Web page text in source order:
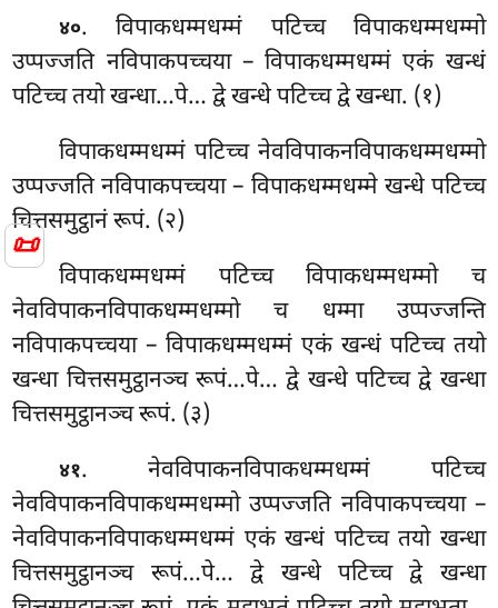
📜
४०. विपाकधम्मधम्मं पटिच्च विपाकधम्मधम्मो
उप्पज्जति नविपाकपच्चया – विपाकधम्मधम्मं एकं खन्धं
पटिच्च तयो खन्धा…पे… द्वे खन्धे पटिच्च द्वे खन्धा. (१)
विपाकधम्मधम्मं पटिच्च नेवविपाकनविपाकधम्मधम्मो
उप्पज्जति नविपाकपच्चया – विपाकधम्मधम्मे खन्धे पटिच्च
चित्तसमुट्ठानं रूपं. (२)
विपाकधम्मधम्मं पटिच्च विपाकधम्मधम्मो च
नेवविपाकनविपाकधम्मधम्मो च धम्मा उप्पज्जन्ति
नविपाकपच्चया – विपाकधम्मधम्मं एकं खन्धं पटिच्च तयो
खन्धा चित्तसमुट्ठानञ्च रूपं…पे… द्वे खन्धे पटिच्च द्वे खन्धा
चित्तसमुट्ठानञ्च रूपं. (३)
४१. नेवविपाकनविपाकधम्मधम्मं पटिच्च
नेवविपाकनविपाकधम्मधम्मो उप्पज्जति नविपाकपच्चया –
नेवविपाकनविपाकधम्मधम्मं एकं खन्धं पटिच्च तयो खन्धा
चित्तसमुट्ठानञ्च रूपं…पे… द्वे खन्धे पटिच्च द्वे खन्धा